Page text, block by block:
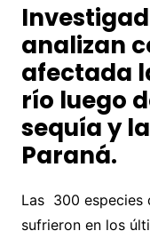
analizan
afectada
río luego
sequía y
Paraná.
Las 300 especies
sufrieron en los